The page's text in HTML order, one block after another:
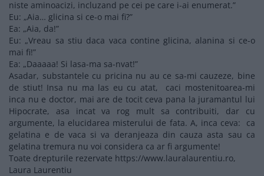
niste aminoacizi, incluzand pe cei pe care i-ai enumerat.”
Eu: „Aia… glicina si ce-o mai fi?”
Ea: „Aia, da!”
Eu: „Vreau sa stiu daca vaca contine glicina, alanina si ce-o
mai fi!”
Ea: „Daaaaa! Si lasa-ma sa-nvat!”
Asadar, substantele cu pricina nu au ce sa-mi cauzeze, bine
de stiut! Insa nu ma las eu cu atat, caci mostenitoarea-mi
inca nu e doctor, mai are de tocit ceva pana la juramantul lui
Hipocrate, asa incat va rog mult sa contribuiti, dar cu
argumente, la elucidarea misterului de fata. A, inca ceva: ca
gelatina e de vaca si va deranjeaza din cauza asta sau ca
gelatina tremura nu voi considera ca ar fi argumente!
Toate drepturile rezervate https://www.lauralaurentiu.ro,
Laura Laurentiu